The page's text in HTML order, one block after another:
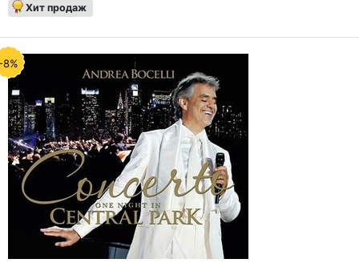
Хит продаж
8%